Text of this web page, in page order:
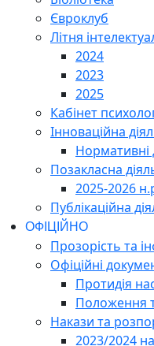
Євроклуб
Літня
2024
2023
2025
Кабінет
Інноваційна
Нормативні
Позакласна
2025-2026
Публікаційна
ОФІЦІЙНО
Прозорість та
Офіційні
Протидія
Положення
Накази та
2023/2024